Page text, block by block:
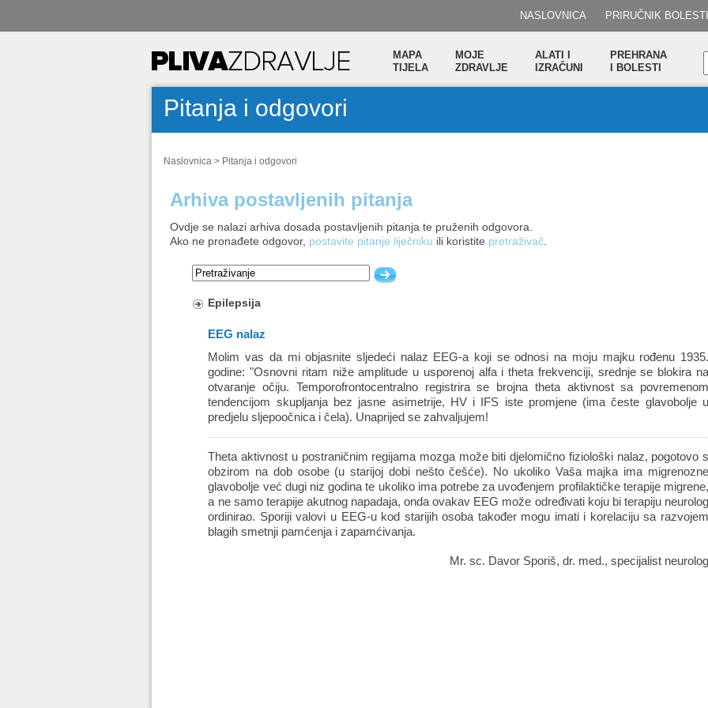
NASLOVNICA PRIRUČNIK BOLESTI
MAPA
TIJELA
MOJE
ZDRAVLJE
ALATI I
IZRAČUNI
PREHRANA
I BOLESTI
Pitanja i odgovori
Naslovnica > Pitanja i odgovori
Arhiva postavljenih pitanja
Ovdje se nalazi arhiva dosada postavljenih pitanja te pruženih odgovora.
Ako ne pronađete odgovor, postavite pitanje liječniku ili koristite pretraživač
Epilepsija
EEG nalaz
Molim vas da mi objasnite sljedeći nalaz EEG-a koji se odnosi na moju majku rođenu 1935.
godine: "Osnovni ritam niže amplitude u usporenoj alfa i theta frekvenciji, srednje se blokira na
otvaranje očiju. Temporofrontocentralno registrira se brojna theta aktivnost sa povremenom
tendencijom skupljanja bez jasne asimetrije, HV i IFS iste promjene (ima česte glavobolje u
predjelu sljepoočnica i čela). Unaprijed se zahvaljujem!
Theta aktivnost u postraničnim regijama mozga može biti djelomično fiziološki nalaz, pogotovo s
obzirom na dob osobe (u starijoj dobi nešto češće). No ukoliko Vaša majka ima migrenozne
glavobolje već dugi niz godina te ukoliko ima potrebe za uvođenjem profilaktičke terapije migrene,
a ne samo terapije akutnog napadaja, onda ovakav EEG može određivati koju bi terapiju neurolog
ordinirao. Sporiji valovi u EEG-u kod starijih osoba također mogu imati i korelaciju sa razvojem
blagih smetnji pamćenja i zapamćivanja.
Mr. sc. Davor Sporiš, dr. med., specijalist neurolog